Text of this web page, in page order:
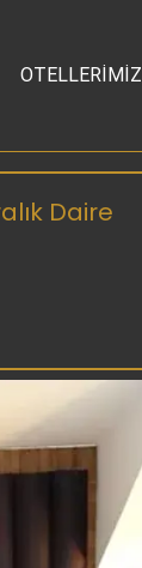
OTELLERİMİZ
Daire